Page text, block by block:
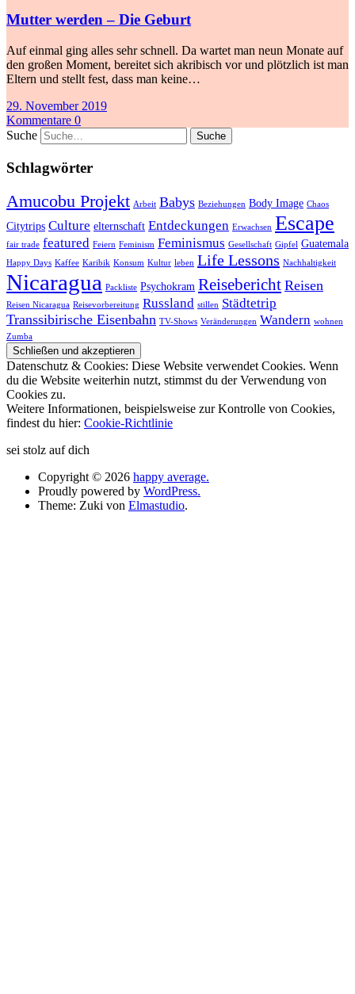
Mutter werden – Die Geburt
Auf einmal ging alles sehr schnell. Da wartet man neun Monate auf
den großen Moment, bereitet sich akribisch vor und plötzlich ist man
Eltern und stellt fest, dass man keine…
29. November 2019
Kommentare 0
Suche
Schlagwörter
Amucobu Projekt Arbeit Babys Beziehungen Body Image Chaos
Citytrips Culture elternschaft Entdeckungen Erwachsen Escape
fair trade featured Feiern Feminism Feminismus Gesellschaft Gipfel Guatemala
Happy Days Kaffee Karibik Konsum Kultur leben Life Lessons Nachhaltigkeit
Nicaragua Packliste Psychokram Reisebericht Reisen
Reisen Nicaragua Reisevorbereitung Russland stillen Städtetrip
Transsibirische Eisenbahn TV-Shows Veränderungen Wandern wohnen
Zumba
Datenschutz & Cookies: Diese Website verwendet Cookies. Wenn
du die Website weiterhin nutzt, stimmst du der Verwendung von
Cookies zu.
Weitere Informationen, beispielsweise zur Kontrolle von Cookies,
findest du hier: Cookie-Richtlinie
sei stolz auf dich
Copyright © 2026 happy average.
Proudly powered by WordPress.
Theme: Zuki von Elmastudio.